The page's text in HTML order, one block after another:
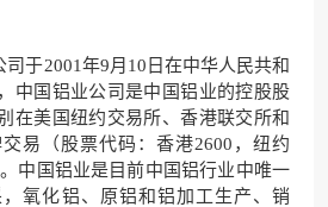
于2001年9月10日在中华人民共和
中国铝业公司是中国铝业的控股股
在美国纽约交易所、香港联交所和
交易（股票代码：香港2600，纽约
中国铝业是目前中国铝行业中唯一
氧化铝、原铝和铝加工生产、销